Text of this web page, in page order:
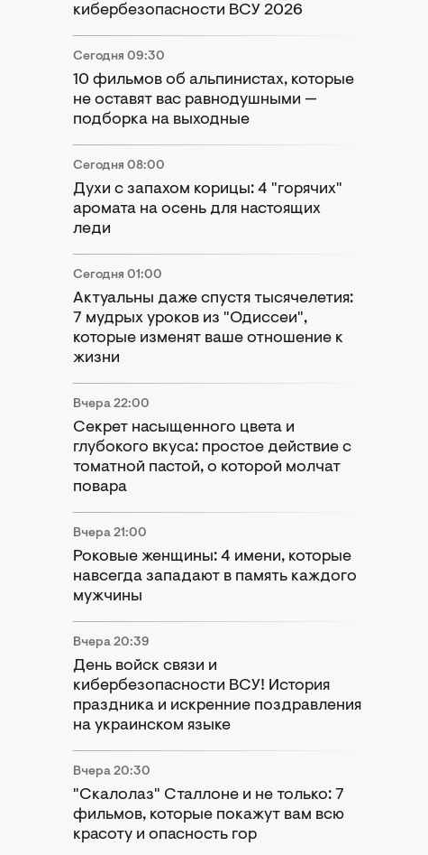
кибербезопасности ВСУ 2026
Сегодня 09:30
10 фильмов об альпинистах, которые
не оставят вас равнодушными —
подборка на выходные
Сегодня 08:00
Духи с запахом корицы: 4 "горячих"
аромата на осень для настоящих
леди
Сегодня 01:00
Актуальны даже спустя тысячелетия:
7 мудрых уроков из "Одиссеи",
которые изменят ваше отношение к
жизни
Вчера 22:00
Секрет насыщенного цвета и
глубокого вкуса: простое действие с
томатной пастой, о которой молчат
повара
Вчера 21:00
Роковые женщины: 4 имени, которые
навсегда западают в память каждого
мужчины
Вчера 20:39
День войск связи и
кибербезопасности ВСУ! История
праздника и искренние поздравления
на украинском языке
Вчера 20:30
"Скалолаз" Сталлоне и не только: 7
фильмов, которые покажут вам всю
красоту и опасность гор